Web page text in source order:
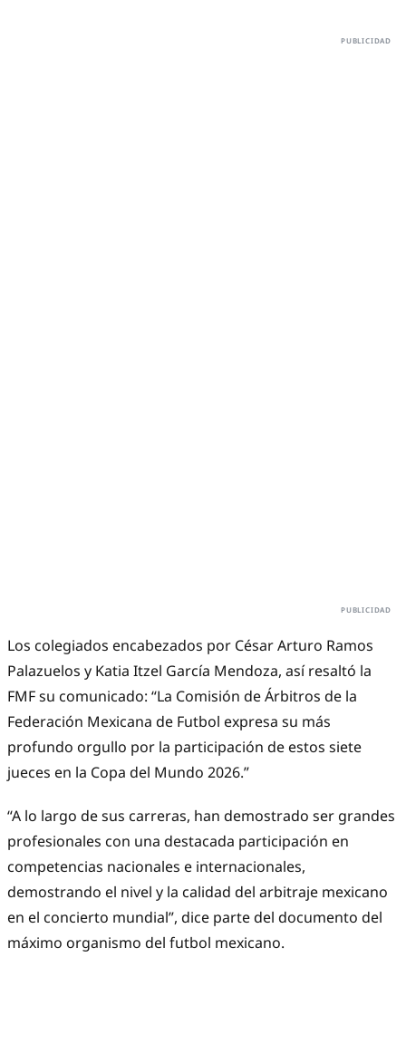
Los colegiados encabezados por César Arturo Ramos
Palazuelos y Katia Itzel García Mendoza, así resaltó la
FMF su comunicado: “La Comisión de Árbitros de la
Federación Mexicana de Futbol expresa su más
profundo orgullo por la participación de estos siete
jueces en la Copa del Mundo 2026.”
“A lo largo de sus carreras, han demostrado ser grandes
profesionales con una destacada participación en
competencias nacionales e internacionales,
demostrando el nivel y la calidad del arbitraje mexicano
en el concierto mundial”, dice parte del documento del
máximo organismo del futbol mexicano.